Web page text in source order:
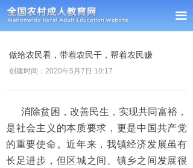
끀
首页
通知公告
政策法规
课题研究
做给农民看，带着农民干，帮着农民赚
创建时间： 2020年5月7日 10:17
消除贫困，改善民生，实现共同富裕，
是社会主义的本质要求，更是中国共产党
的重要使命。近年来，我镇经济发展虽有
长足进步，但区城之间、镇乡之间发展很